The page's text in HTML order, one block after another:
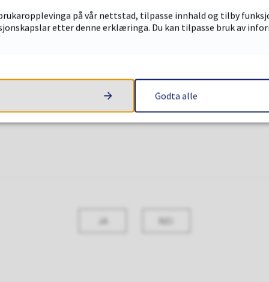
JA NEI
på vår nettstad, tilpasse innhald og tilby
etter denne erklæringa. Du kan tilpasse bruk av
Godta alle